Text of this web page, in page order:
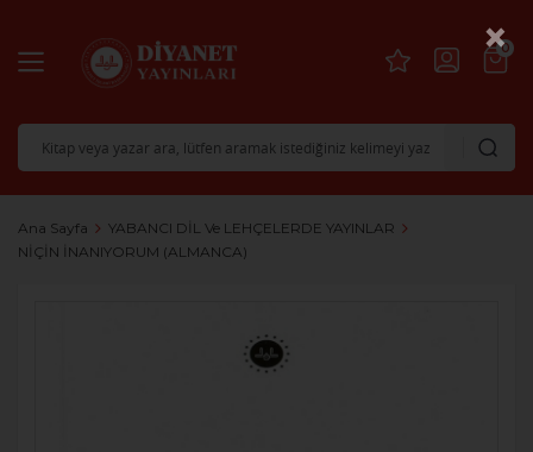
0
Ana Sayfa
YABANCI DİL Ve LEHÇELERDE YAYINLAR
NİÇİN İNANIYORUM (ALMANCA)
×